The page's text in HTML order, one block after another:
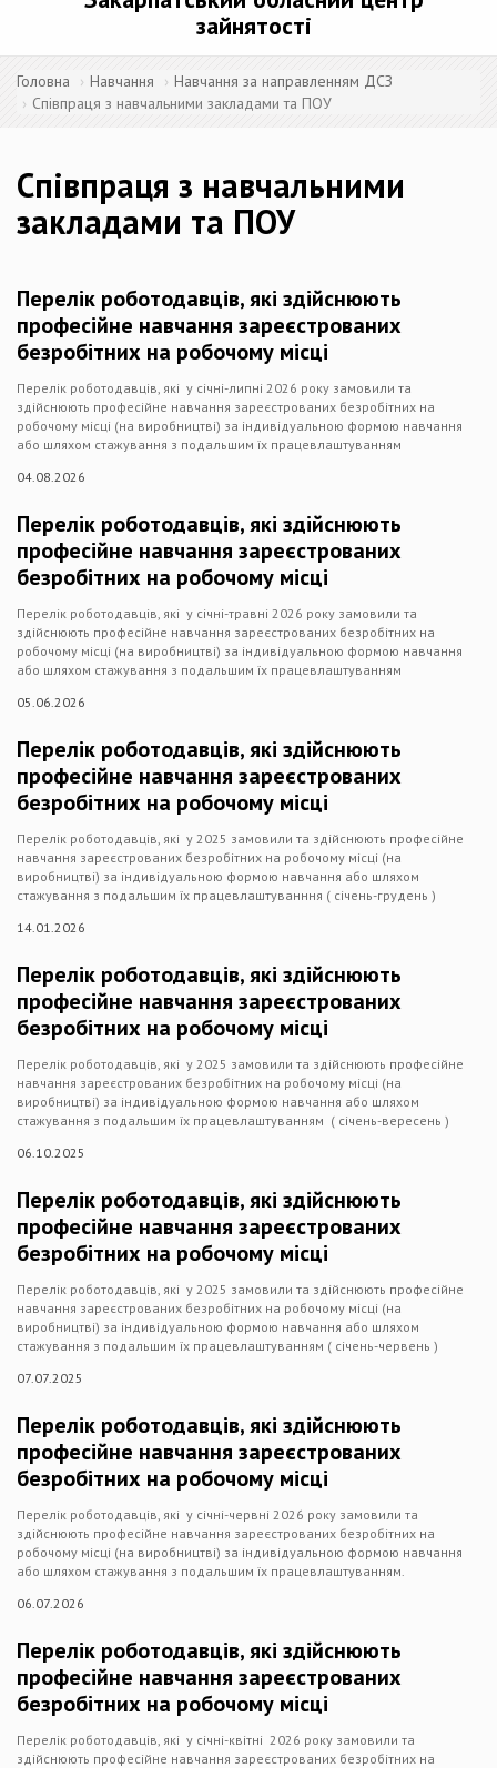
зайнятості
Головна Навчання
Навчання за направленням ДСЗ
Співпраця з навчальними закладами та ПОУ
Співпраця з навчальними
закладами та ПОУ
Перелік роботодавців, які здійснюють
професійне навчання зареєстрованих
безробітних на робочому місці
Перелік роботодавців, які у січні-липні 2026 року замовили та
здійснюють професійне навчання зареєстрованих безробітних на
робочому місці (на виробництві) за індивідуальною формою навчання
або шляхом стажування з подальшим їх працевлаштуванням
04.08.2026
Перелік роботодавців, які здійснюють
професійне навчання зареєстрованих
безробітних на робочому місці
Перелік роботодавців, які у січні-травні 2026 року замовили та
здійснюють професійне навчання зареєстрованих безробітних на
робочому місці (на виробництві) за індивідуальною формою навчання
або шляхом стажування з подальшим їх працевлаштуванням
05.06.2026
Перелік роботодавців, які здійснюють
професійне навчання зареєстрованих
безробітних на робочому місці
Перелік роботодавців, які у 2025 замовили та здійснюють професійне
навчання зареєстрованих безробітних на робочому місці (на
виробництві) за індивідуальною формою навчання або шляхом
стажування з подальшим їх працевлаштуванння ( січень-грудень )
14.01.2026
Перелік роботодавців, які здійснюють
професійне навчання зареєстрованих
безробітних на робочому місці
Перелік роботодавців, які у 2025 замовили та здійснюють професійне
навчання зареєстрованих безробітних на робочому місці (на
виробництві) за індивідуальною формою навчання або шляхом
стажування з подальшим їх працевлаштуванням ( січень-вересень )
06.10.2025
Перелік роботодавців, які здійснюють
професійне навчання зареєстрованих
безробітних на робочому місці
Перелік роботодавців, які у 2025 замовили та здійснюють професійне
навчання зареєстрованих безробітних на робочому місці (на
виробництві) за індивідуальною формою навчання або шляхом
стажування з подальшим їх працевлаштуванням ( січень-червень )
07.07.2025
Перелік роботодавців, які здійснюють
професійне навчання зареєстрованих
безробітних на робочому місці
Перелік роботодавців, які у січні-червні 2026 року замовили та
здійснюють професійне навчання зареєстрованих безробітних на
робочому місці (на виробництві) за індивідуальною формою навчання
або шляхом стажування з подальшим їх працевлаштуванням.
06.07.2026
Перелік роботодавців, які здійснюють
професійне навчання зареєстрованих
безробітних на робочому місці
Перелік роботодавців, які у січні-квітні 2026 року замовили та
здійснюють професійне навчання зареєстрованих безробітних на